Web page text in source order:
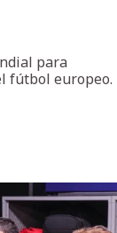
para
fútbol europeo.